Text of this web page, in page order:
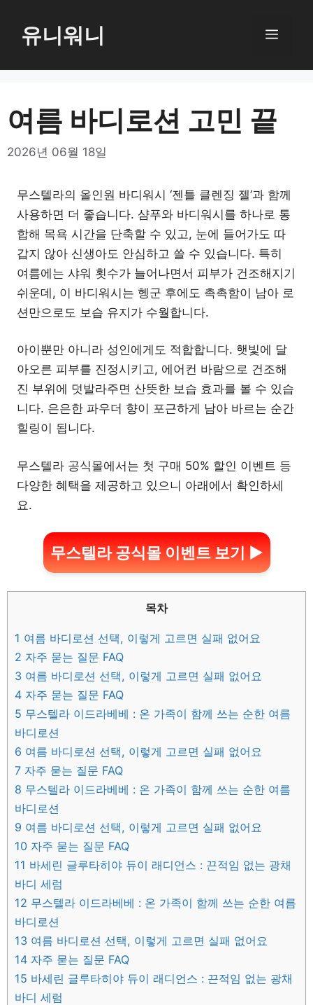
로
뛰
기
유니워니 메
여름 바디로션 고민 끝
2026년 06월 18일
무스텔라의 올인원 바디워시 ‘젠틀 클렌징 젤’과 함께
사용하면 더 좋습니다. 샴푸와 바디워시를 하나로 통
합해 목욕 시간을 단축할 수 있고, 눈에 들어가도 따
갑지 않아 신생아도 안심하고 쓸 수 있습니다. 특히
여름에는 샤워 횟수가 늘어나면서 피부가 건조해지기
쉬운데, 이 바디워시는 헹군 후에도 촉촉함이 남아 로
션만으로도 보습 유지가 수월합니다.
아이뿐만 아니라 성인에게도 적합합니다. 햇빛에 달
아오른 피부를 진정시키고, 에어컨 바람으로 건조해
진 부위에 덧발라주면 산뜻한 보습 효과를 볼 수 있습
니다. 은은한 파우더 향이 포근하게 남아 바르는 순간
힐링이 됩니다.
무스텔라 공식몰에서는 첫 구매 50% 할인 이벤트 등
다양한 혜택을 제공하고 있으니 아래에서 확인하세
요.
무스텔라 공식몰 이벤트 보기 ▶
목차
1 여름 바디로션 선택, 이렇게 고르면 실패 없어요
2 자주 묻는 질문 FAQ
3 여름 바디로션 선택, 이렇게 고르면 실패 없어요
4 자주 묻는 질문 FAQ
5 무스텔라 이드라베베 : 온 가족이 함께 쓰는 순한 여름
바디로션
6 여름 바디로션 선택, 이렇게 고르면 실패 없어요
7 자주 묻는 질문 FAQ
8 무스텔라 이드라베베 : 온 가족이 함께 쓰는 순한 여름
바디로션
9 여름 바디로션 선택, 이렇게 고르면 실패 없어요
10 자주 묻는 질문 FAQ
11 바세린 글루타히야 듀이 래디언스 : 끈적임 없는 광채
바디 세럼
12 무스텔라 이드라베베 : 온 가족이 함께 쓰는 순한 여름
바디로션
13 여름 바디로션 선택, 이렇게 고르면 실패 없어요
14 자주 묻는 질문 FAQ
15 바세린 글루타히야 듀이 래디언스 : 끈적임 없는 광채
바디 세럼